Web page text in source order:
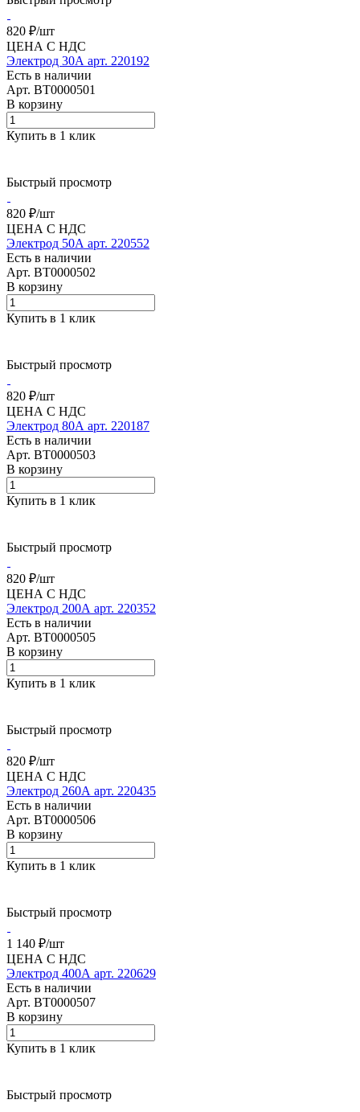
820 ₽/шт
ЦЕНА С НДС
Электрод 30А арт. 220192
Есть в наличии
Арт. BT0000501
В корзину
Купить в 1 клик
Быстрый просмотр
820 ₽/шт
ЦЕНА С НДС
Электрод 50А арт. 220552
Есть в наличии
Арт. BT0000502
В корзину
Купить в 1 клик
Быстрый просмотр
820 ₽/шт
ЦЕНА С НДС
Электрод 80А арт. 220187
Есть в наличии
Арт. BT0000503
В корзину
Купить в 1 клик
Быстрый просмотр
820 ₽/шт
ЦЕНА С НДС
Электрод 200А арт. 220352
Есть в наличии
Арт. BT0000505
В корзину
Купить в 1 клик
Быстрый просмотр
820 ₽/шт
ЦЕНА С НДС
Электрод 260А арт. 220435
Есть в наличии
Арт. BT0000506
В корзину
Купить в 1 клик
Быстрый просмотр
1 140 ₽/шт
ЦЕНА С НДС
Электрод 400А арт. 220629
Есть в наличии
Арт. BT0000507
В корзину
Купить в 1 клик
Быстрый просмотр